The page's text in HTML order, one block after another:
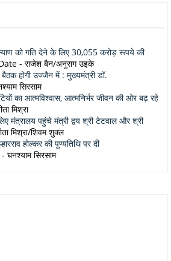
को गति देने के लिए 30,055 करोड़ रूपये की
- राजेश बैन/अनुराग उइके
बैठक होगी उज्जैन में : मुख्यमंत्री डॉ.
सिरसाम
का आत्मविश्वास, आत्मनिर्भर जीवन की ओर बढ़ रहे
मिश्रा
मंत्रालय पहुंचे मंत्री द्वय श्री टेटवाल और श्री
मिश्रा/शिवम शुक्ल
होल्कर की पुण्यतिथि पर दी
- घनश्याम सिरसाम